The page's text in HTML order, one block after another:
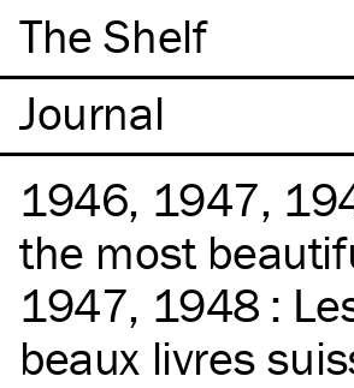
The Shelf
1946, 1947,
the most
1947, 1948 :
beaux livres